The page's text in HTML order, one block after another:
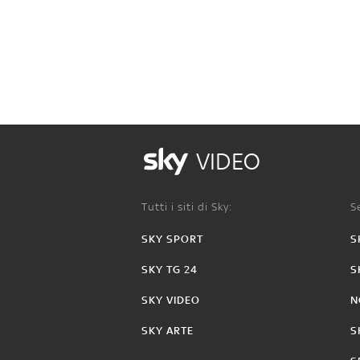
VIDEO
Tutti i siti di Sky:
SKY SPORT
SKY TG 24
SKY VIDEO
SKY ARTE